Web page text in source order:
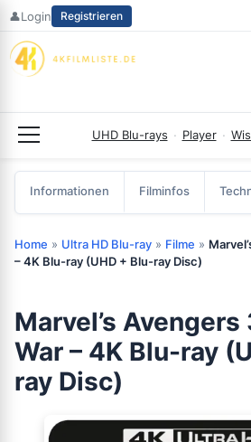
Zum
springen
👤Login Registrieren
UHD Blu-rays · Player ·
Informationen Filminfos
Home » Ultra HD Blu-ray » Filme »
– 4K Blu-ray (UHD + Blu-ray Disc)
Marvel’s
War – 4K Blu-ray
ray Disc)